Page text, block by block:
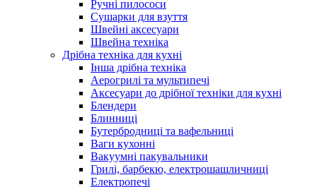
Ручні пилососи
Сушарки для взуття
Швейні аксесуари
Швейна техніка
Дрібна техніка для кухні
Інша дрібна техніка
Аерогрилі та мультипечі
Аксесуари до дрібної техніки для кухні
Блендери
Блинниці
Бутербродниці та вафельниці
Ваги кухонні
Вакуумні пакувальники
Грилі, барбекю, електрошашличниці
Електропечі